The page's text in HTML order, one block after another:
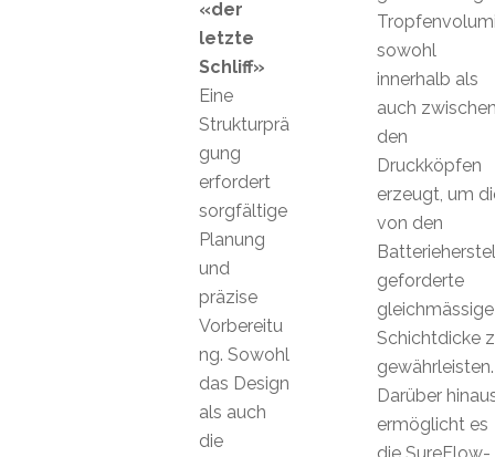
sowohl
innerhalb als
auch
den
Druckköpfen
erzeugt, um
von den
geforderte
gleichmässige
Schichtdicke
gewährleisten.
Darüber
ermöglicht es
«der
letzte
Schliff»
Eine
Strukturprä
gung
erfordert
sorgfältige
Planung
und
präzise
Vorbereitu
ng. Sowohl
das Design
als auch
die